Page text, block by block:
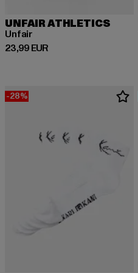
UNFAIR ATHLETICS
Unfair
23,99 EUR
Derzeitiger Preis: 23,99 EUR
-28%